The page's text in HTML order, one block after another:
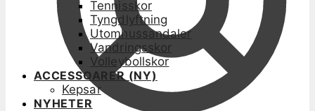
Tennisskor
Tyngdlyftning
Utomhussandaler
Vandringsskor
Volleybollskor
ACCESSOARER (NY)
Kepsar
NYHETER